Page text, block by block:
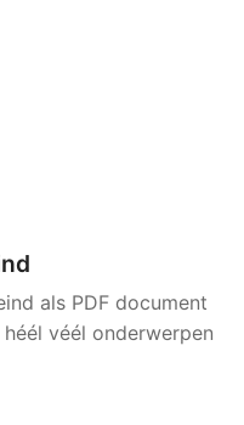
als PDF document
véél onderwerpen